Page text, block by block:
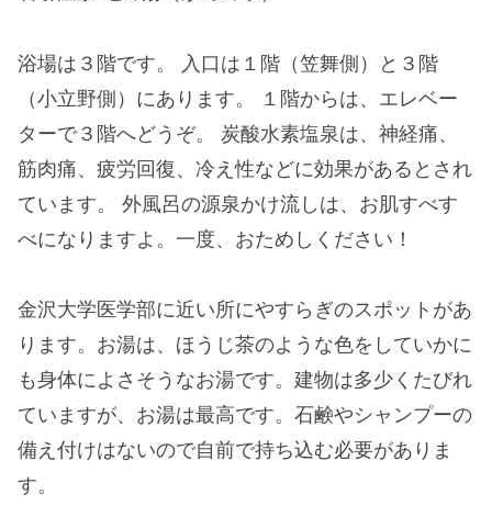
浴場は３階です。 入口は１階（笠舞側）と３階
（小立野側）にあります。 １階からは、エレベー
ターで３階へどうぞ。 炭酸水素塩泉は、神経痛、
筋肉痛、疲労回復、冷え性などに効果があるとされ
ています。 外風呂の源泉かけ流しは、お肌すべす
べになりますよ。一度、おためしください！
金沢大学医学部に近い所にやすらぎのスポットがあ
ります。お湯は、ほうじ茶のような色をしていかに
も身体によさそうなお湯です。建物は多少くたびれ
ていますが、お湯は最高です。石鹸やシャンプーの
備え付けはないので自前で持ち込む必要がありま
す。